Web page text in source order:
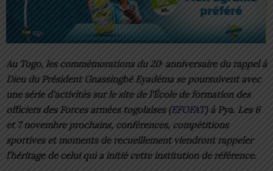
Au Togo, les commémorations du 20ᵉ anniversaire du rappel à
Dieu du Président Gnassingbé Eyadéma se poursuivent avec
une série d’activités sur le site de l’École de formation des
officiers des Forces armées togolaises (EFOFAT) à Pya. Les 6
et 7 novembre prochains, conférences, compétitions
sportives et moments de recueillement viendront rappeler
l’héritage de celui qui a initié cette institution de référence.